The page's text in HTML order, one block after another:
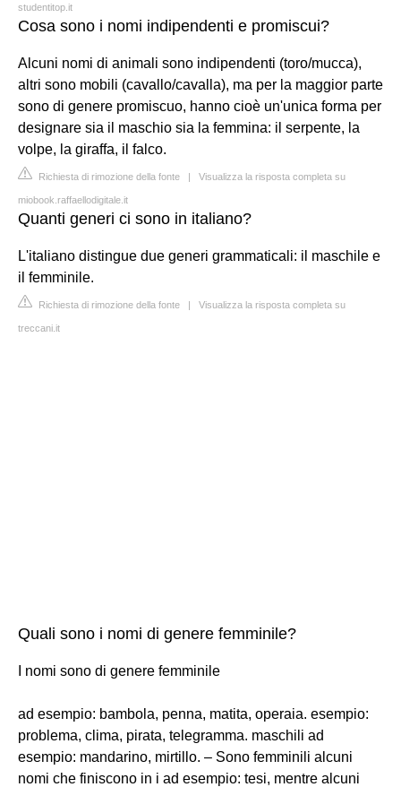
studentitop.it
Cosa sono i nomi indipendenti e promiscui?
Alcuni nomi di animali sono indipendenti (toro/mucca),
altri sono mobili (cavallo/cavalla), ma per la maggior parte
sono di genere promiscuo, hanno cioè un'unica forma per
designare sia il maschio sia la femmina: il serpente, la
volpe, la giraffa, il falco.
Richiesta di rimozione della fonte | Visualizza la risposta completa su
miobook.raffaellodigitale.it
Quanti generi ci sono in italiano?
L'italiano distingue due generi grammaticali: il maschile e
il femminile.
Richiesta di rimozione della fonte | Visualizza la risposta completa su
treccani.it
Quali sono i nomi di genere femminile?
I nomi sono di genere femminile
ad esempio: bambola, penna, matita, operaia. esempio:
problema, clima, pirata, telegramma. maschili ad
esempio: mandarino, mirtillo. – Sono femminili alcuni
nomi che finiscono in i ad esempio: tesi, mentre alcuni